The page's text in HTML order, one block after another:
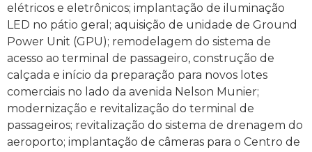
elétricos e eletrônicos; implantação de iluminação
LED no pátio geral; aquisição de unidade de Ground
Power Unit (GPU); remodelagem do sistema de
acesso ao terminal de passageiro, construção de
calçada e início da preparação para novos lotes
comerciais no lado da avenida Nelson Munier;
modernização e revitalização do terminal de
passageiros; revitalização do sistema de drenagem do
aeroporto; implantação de câmeras para o Centro de